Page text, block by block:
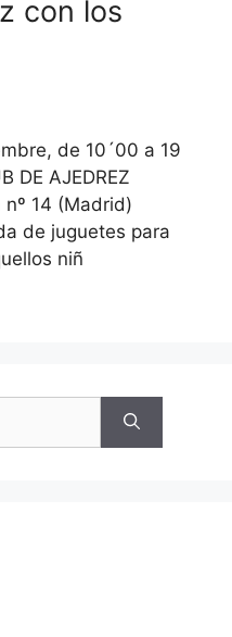
con los
de 10´00 a 19
DE AJEDREZ
nº 14 (Madrid)
de juguetes para
niñ